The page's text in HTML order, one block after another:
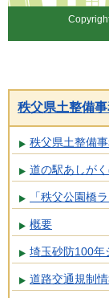
ち」
秩父県土整備
秩父県土整備
道の駅あしが
「秩父公園橋
概要
埼玉砂防100年
道路交通規制